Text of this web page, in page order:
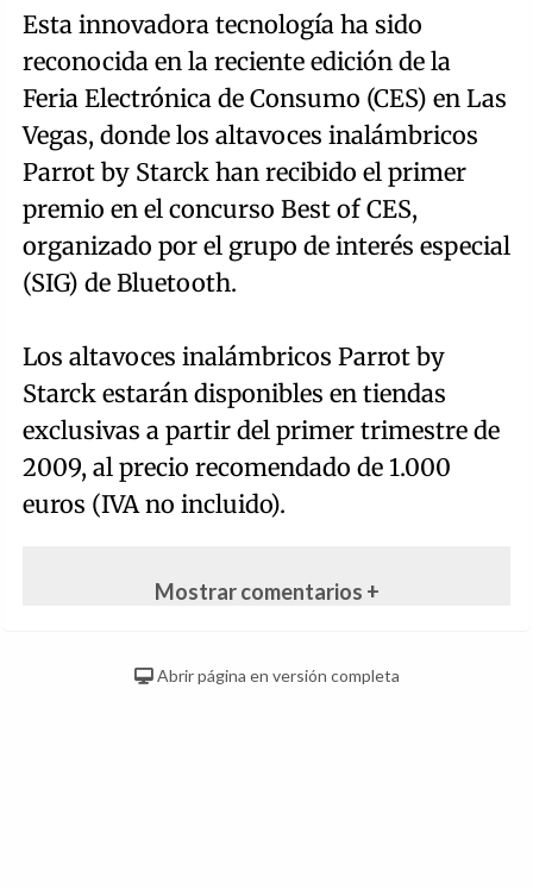
Esta innovadora tecnología ha sido
reconocida en la reciente edición de la
Feria Electrónica de Consumo (CES) en Las
Vegas, donde los altavoces inalámbricos
Parrot by Starck han recibido el primer
premio en el concurso Best of CES,
organizado por el grupo de interés especial
(SIG) de Bluetooth.
Los altavoces inalámbricos Parrot by
Starck estarán disponibles en tiendas
exclusivas a partir del primer trimestre de
2009, al precio recomendado de 1.000
euros (IVA no incluido).
Mostrar comentarios +
Abrir página en versión completa